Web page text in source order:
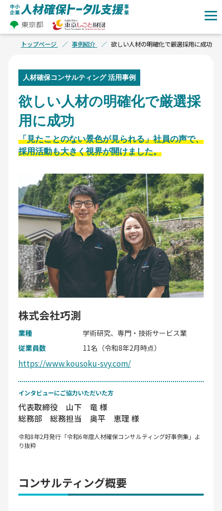
トップページ 事例紹介 欲しい人材の明確化で厳選採用に成功
人材確保コンサルティング 活用事例
欲しい人材の明確化で厳選採
用に成功
「見たことのない景色が見られる」社員の声で、
採用活動も大きく視界が開けました。
株式会社巧測
業種
学術研究、専門・技術サービス業
従業員数
11名（令和8年2月時点）
https://www.kousoku-svy.com/
インタビューにご協力いただいた方
代表取締役 山下 竜 様
総務部 総務担当 奥平 恵理 様
令和8年2月発行「令和6年度人材確保コンサルティング好事例集」よ
り抜粋
コンサルティング概要